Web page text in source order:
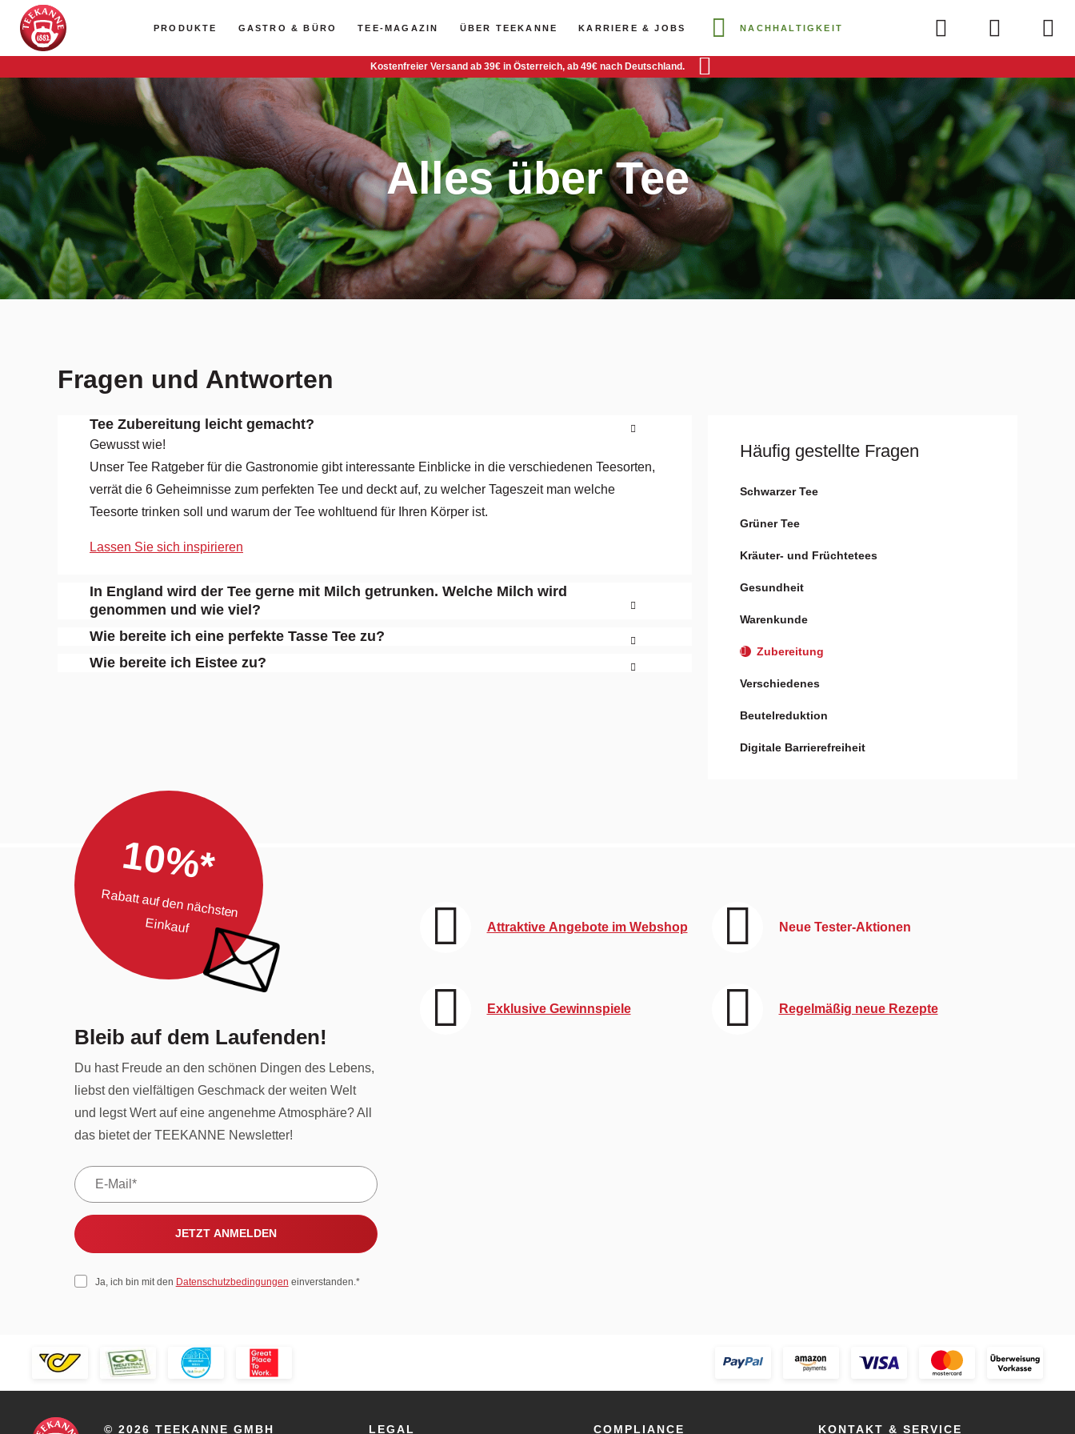
PRODUKTE GASTRO & BÜRO TEE-MAGAZIN ÜBER TEEKANNE KARRIERE & JOBS NACHHALTIGKEIT
Kostenfreier Versand ab 39€ in Österreich, ab 49€ nach Deutschland.
Alles über Tee
Fragen und Antworten
Tee Zubereitung leicht gemacht?
Gewusst wie!
Unser Tee Ratgeber für die Gastronomie gibt interessante Einblicke in die verschiedenen Teesorten,
verrät die 6 Geheimnisse zum perfekten Tee und deckt auf, zu welcher Tageszeit man welche
Teesorte trinken soll und warum der Tee wohltuend für Ihren Körper ist.
Lassen Sie sich inspirieren
In England wird der Tee gerne mit Milch getrunken. Welche Milch wird
genommen und wie viel?
Wie bereite ich eine perfekte Tasse Tee zu?
Wie bereite ich Eistee zu?
Häufig gestellte Fragen
Schwarzer Tee
Grüner Tee
Kräuter- und Früchtetees
Gesundheit
Warenkunde
Zubereitung
Verschiedenes
Beutelreduktion
Digitale Barrierefreiheit
10%*
Rabatt auf den nächsten
Einkauf
Bleib auf dem Laufenden!
Du hast Freude an den schönen Dingen des Lebens,
liebst den vielfältigen Geschmack der weiten Welt
und legst Wert auf eine angenehme Atmosphäre? All
das bietet der TEEKANNE Newsletter!
JETZT ANMELDEN
Ja, ich bin mit den Datenschutzbedingungen einverstanden.*
Attraktive Angebote im Webshop
Exklusive Gewinnspiele
Neue Tester-Aktionen
Regelmäßig neue Rezepte
© 2026 TEEKANNE GMBH LEGAL COMPLIANCE KONTAKT & SERVICE